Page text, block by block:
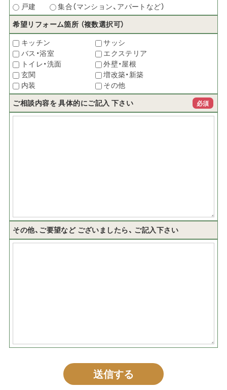
戸建
集合（マンション、アパートなど）
希望リフォーム箇所 （複数選択可）
キッチン
サッシ
バス・浴室
エクステリア
トイレ・洗面
外壁・屋根
玄関
増改築・新築
内装
その他
ご相談内容を具体的にご記入 下さい 必須
その他、ご要望などございましたら、 ご記入下さい